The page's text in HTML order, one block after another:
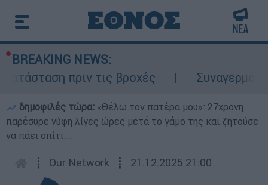
BREAKING NEWS:
πριν τις βροχές
Συναγερμός
δημοφιλές τώρα: «Θέλω τον πατέρα μου»: 27χρονη
παρέσυρε νύφη λίγες ώρες μετά το γάμο της και ζητούσε
να πάει σπίτι...
┋ Our Network ┋ 21.12.2025 21:00